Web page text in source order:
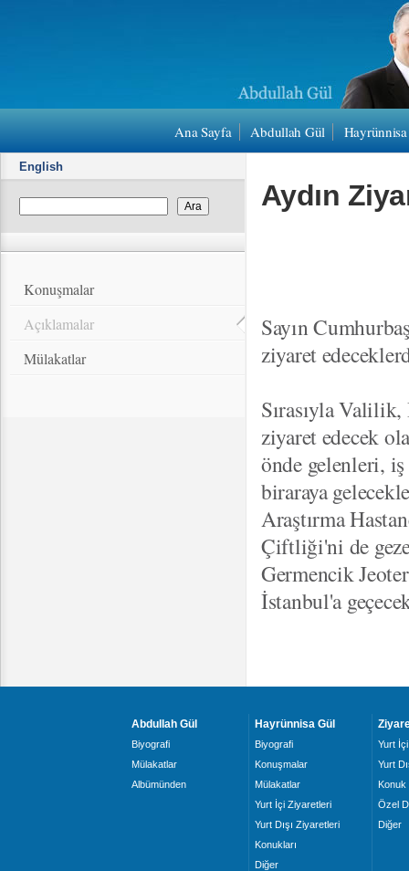
Ana Sayfa Abdullah Gül
English
Konuşmalar
Açıklamalar
Mülakatlar
Aydın
Sayın
ziyaret
Sırasıyla
ziyaret edecek
önde gelenleri,
biraraya
Araştırma
Çiftliği'ni de
Germencik
İstanbul'a
Abdullah Gül
Biyografi
Mülakatlar
Albümünden
Hayrünnisa Gül
Biyografi
Konuşmalar
Mülakatlar
Yurt İçi Ziyaretleri
Yurt Dışı Ziyaretleri
Konukları
Diğer
Yurt İçi
Yurt
Konuk
Özel
Diğer